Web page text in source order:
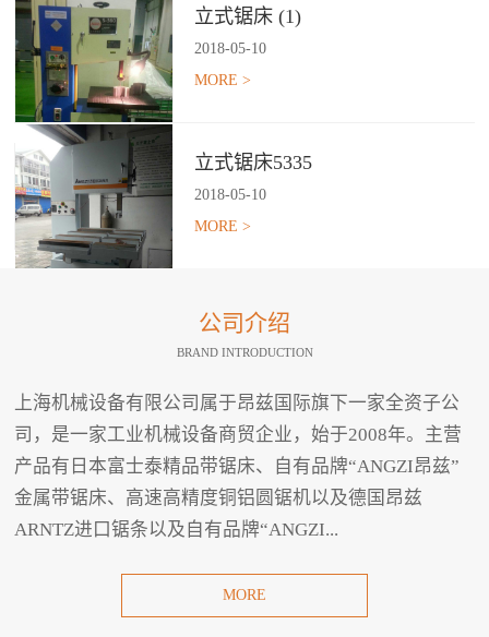
立式锯床 (1)
2018-05-10
MORE >
立式锯床5335
2018-05-10
MORE >
公司介绍
BRAND INTRODUCTION
上海机械设备有限公司属于昂兹国际旗下一家全资子公
司，是一家工业机械设备商贸企业，始于2008年。主营
产品有日本富士泰精品带锯床、自有品牌“ANGZI昂兹”
金属带锯床、高速高精度铜铝圆锯机以及德国昂兹
ARNTZ进口锯条以及自有品牌“ANGZI...
MORE